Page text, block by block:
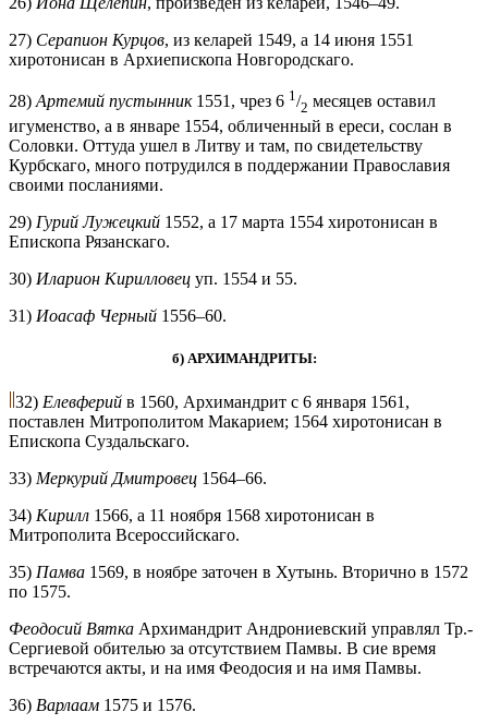
27) Серапион Курцов, из келарей 1549, а 14 июня 1551
хиротонисан в Архиепископа Новгородскаго.
28)Артемий пустынник1551, чрез 6 1/2 месяцев оставил
игуменство, а в январе 1554, обличенный в ереси, сослан в
Соловки. Оттуда ушел в Литву и там, по свидетельству
Курбскаго, много потрудился в поддержании Православия
своими посланиями.
29) Гурий Лужецкий 1552, а 17 марта 1554 хиротонисан в
Епископа Рязанскаго.
30) Иларион Кирилловец уп. 1554 и 55.
31) Иоасаф Черный 1556–60.
б) АРХИМАНДРИТЫ:
32) Елевферий в 1560, Архимандрит с 6 января 1561,
поставлен Митрополитом Макарием; 1564 хиротонисан в
Епископа Суздальскаго.
33) Меркурий Дмитровец 1564–66.
34) Кирилл 1566, а 11 ноября 1568 хиротонисан в
Митрополита Всероссийскаго.
35) Памва 1569, в ноябре заточен в Хутынь. Вторично в 1572
по 1575.
Феодосий Вятка Архимандрит Андрониевский управлял Тр.-
Сергиевой обителью за отсутствием Памвы. В сие время
встречаются акты, и на имя Феодосия и на имя Памвы.
36) Варлаам 1575 и 1576.